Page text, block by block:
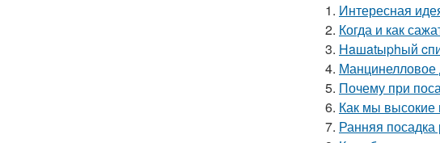
1. Интересная
2. Когда и как
3. Haшatыphый
4. Манцинелловое
5. Почему при
6. Как мы высокие
7. Ранняя посадка